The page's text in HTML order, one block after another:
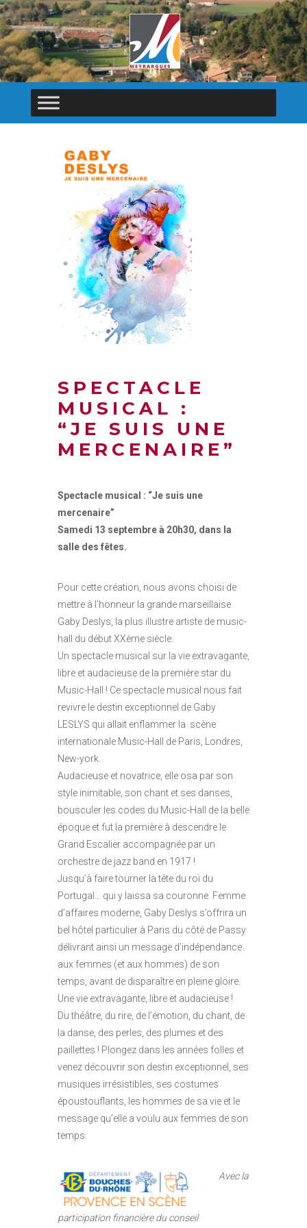
SPECTACLE
MUSICAL :
“JE SUIS UNE
MERCENAIRE”
Spectacle musical : “Je suis une
mercenaire”
Samedi 13 septembre à 20h30, dans la
salle des fêtes.
Pour cette création, nous avons choisi de
mettre à l’honneur la grande marseillaise
Gaby Deslys, la plus illustre artiste de music-
hall du début XXème siècle.
Un spectacle musical sur la vie extravagante,
libre et audacieuse de la première star du
Music-Hall ! Ce spectacle musical nous fait
revivre le destin exceptionnel de Gaby
LESLYS qui allait enflammer la scène
internationale Music-Hall de Paris, Londres,
New-york.
Audacieuse et novatrice, elle osa par son
style inimitable, son chant et ses danses,
bousculer les codes du Music-Hall de la belle
époque et fut la première à descendre le
Grand Escalier accompagnée par un
orchestre de jazz band en 1917 !
Jusqu’à faire tourner la tête du roi du
Portugal… qui y laissa sa couronne. Femme
d’affaires moderne, Gaby Deslys s’offrira un
bel hôtel particulier à Paris du côté de Passy
délivrant ainsi un message d’indépendance
aux femmes (et aux hommes) de son
temps, avant de disparaître en pleine gloire.
Une vie extravagante, libre et audacieuse !
Du théâtre, du rire, de l’émotion, du chant, de
la danse, des perles, des plumes et des
paillettes ! Plongez dans les années folles et
venez découvrir son destin exceptionnel, ses
musiques irrésistibles, ses costumes
époustouflants, les hommes de sa vie et le
message qu’elle a voulu aux femmes de son
temps.
Avec la
participation financière du conseil